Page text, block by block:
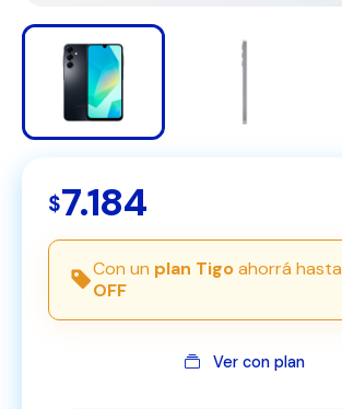
$7.184
Con un plan Tigoahorrá hasta
OFF
Ver con plan